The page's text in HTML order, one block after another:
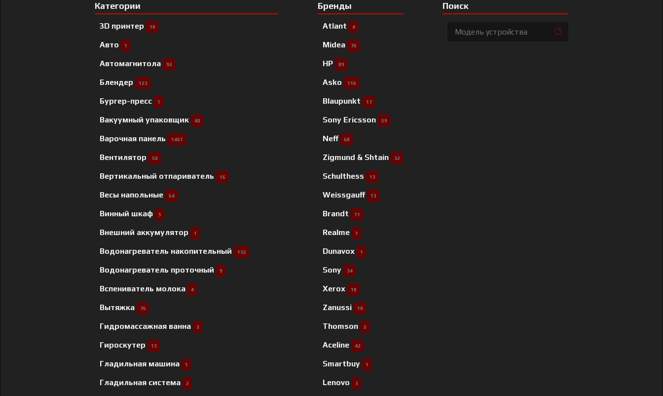
Категории
3D принтер 18
Авто 1
Автомагнитола 92
Блендер 123
Бургер-пресс 1
Вакуумный упаковщик 40
Варочная панель 1461
Вентилятор 50
Вертикальный отпариватель 16
Весы напольные 64
Винный шкаф 5
Внешний аккумулятор 1
Водонагреватель накопительный 132
Водонагреватель проточный 9
Вспениватель молока 4
Вытяжка 76
Гидромассажная ванна 3
Гироскутер 13
Гладильная машина 1
Гладильная система 2
Бренды
Atlant 4
Midea 76
HP 89
Asko 116
Blaupunkt 17
Sony Ericsson 59
Neff 68
Zigmund & Shtain 32
Schulthess 13
Weissgauff 13
Brandt 11
Realme 1
Dunavox 1
Sony 34
Xerox 18
Zanussi 10
Thomson 2
Aceline 42
Smartbuy 1
Lenovo 3
Поиск